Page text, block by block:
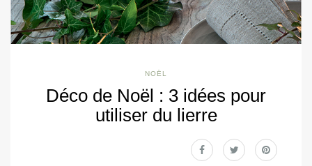
NOËL
Déco de Noël : 3 idées pour
utiliser du lierre